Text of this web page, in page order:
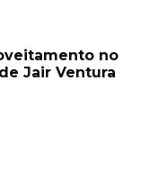
no
Jair Ventura